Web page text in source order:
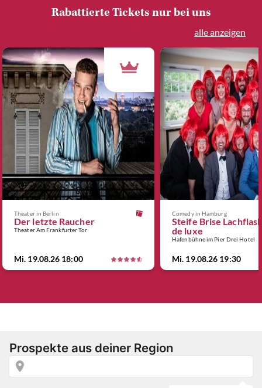
Rabattierte Tickets nur bei uns
alle anzeigen
Theater in Berlin
Der letzte Raucher
Theater Am Frankfurter Tor
Mi. 19.08.26 18:00
Comedy in Hamburg
Steife Brise
de luxe
Hafenbühne im Pier Drei Hotel
Mi. 19.08.26 19:30